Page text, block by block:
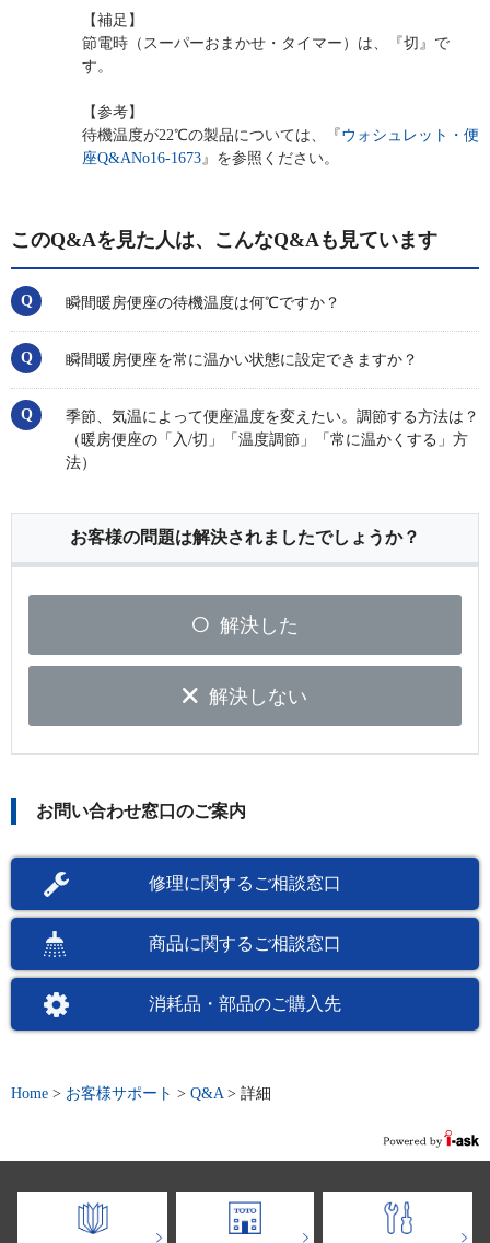
【補足】
節電時（スーパーおまかせ・タイマー）は、『切』で
す。
【参考】
待機温度が22℃の製品については、『 ウォシュレット・便
座Q&ANo16-1673』を参照ください。
このQ&Aを見た人は、こんなQ&Aも見ています
瞬間暖房便座の待機温度は何℃ですか？
瞬間暖房便座を常に温かい状態に設定できますか？
季節、気温によって便座温度を変えたい。調節する方法は？
（暖房便座の「入/切」「温度調節」「常に温かくする」方
法）
お客様の問題は解決されましたでしょうか？
解決した
解決しない
お問い合わせ窓口のご案内
修理に関するご相談窓口
商品に関するご相談窓口
消耗品・部品のご購入先
Home > お客様サポート > Q&A > 詳細